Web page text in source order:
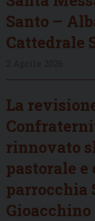
Santo –
Cattedrale
La
rinnovato
pastorale
parrocchia